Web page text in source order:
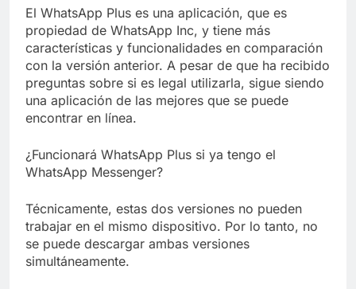
binoculares de visión
nocturna y reuniones de
secuestrados
La Inteligencia Artificial
deepfake de Samsung
fabrica un clip de
movimiento desde una
sola foto
7 Años Atrás
El WhatsApp Plus es una aplicación, que es
propiedad de WhatsApp Inc, y tiene más
características y funcionalidades en comparación
con la versión anterior. A pesar de que ha recibido
preguntas sobre si es legal utilizarla, sigue siendo
una aplicación de las mejores que se puede
encontrar en línea.
¿Funcionará WhatsApp Plus si ya tengo el
WhatsApp Messenger?
Técnicamente, estas dos versiones no pueden
trabajar en el mismo dispositivo. Por lo tanto, no
se puede descargar ambas versiones
simultáneamente.